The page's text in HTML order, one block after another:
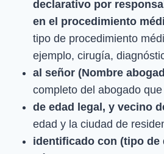
declarativo por
en el procedimiento
tipo de procedimiento
ejemplo, cirugía,
al señor (Nombre
completo del abogado
de edad legal, y vecino
edad y la ciudad de
identificado con (tipo de